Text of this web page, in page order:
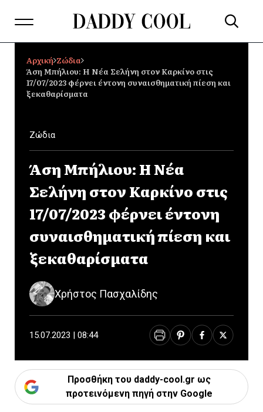
Αρχική Ζώδια
Άση Μπήλιου: Η Νέα Σελήνη στον Καρκίνο στις
17/07/2023 φέρνει έντονη συναισθηματική πίεση και
ξεκαθαρίσματα
Ζώδια
Άση Μπήλιου: Η Νέα
Σελήνη στον Καρκίνο στις
17/07/2023 φέρνει έντονη
συναισθηματική πίεση και
ξεκαθαρίσματα
Χρήστος Πασχαλίδης
15.07.2023 | 08:44
Προσθήκη του daddy-cool.gr ως
προτεινόμενη πηγή στην Google